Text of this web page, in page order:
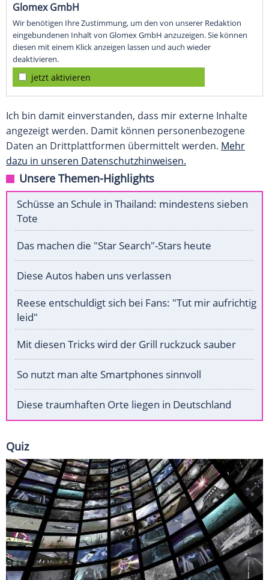
Glomex GmbH
Wir benötigen Ihre Zustimmung, um den von unserer Redaktion
eingebundenen Inhalt von Glomex GmbH anzuzeigen. Sie können
diesen mit einem Klick anzeigen lassen und auch wieder
deaktivieren.
jetzt aktivieren
Ich bin damit einverstanden, dass mir externe Inhalte
angezeigt werden. Damit können personenbezogene
Daten an Drittplattformen übermittelt werden. Mehr
dazu in unseren Datenschutzhinweisen.
Unsere Themen-Highlights
Schüsse an Schule in Thailand: mindestens sieben
Tote
Das machen die "Star Search"-Stars heute
Diese Autos haben uns verlassen
Reese entschuldigt sich bei Fans: "Tut mir aufrichtig
leid"
Mit diesen Tricks wird der Grill ruckzuck sauber
So nutzt man alte Smartphones sinnvoll
Diese traumhaften Orte liegen in Deutschland
Quiz